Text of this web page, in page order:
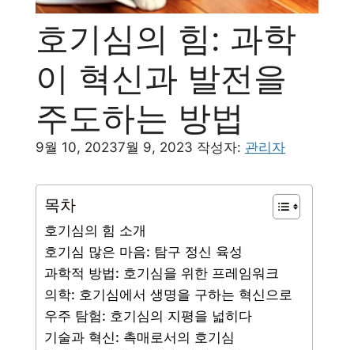
호기심의 힘: 과학
이 혁신과 발전을
주도하는 방법
9월 10, 20237월 9, 2023 작성자: 관리자
목차
호기심의 힘 소개
호기심 많은 마음: 탐구 정신 육성
과학적 방법: 호기심을 위한 프레임워크
의학: 호기심에서 생명을 구하는 혁신으로
우주 탐험: 호기심의 지평을 넓히다
기술과 혁신: 촉매로서의 호기심